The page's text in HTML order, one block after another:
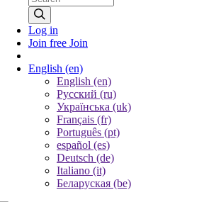
Log in
Join free Join
English (en)
English (en)
Русский (ru)
Українська (uk)
Français (fr)
Português (pt)
español (es)
Deutsch (de)
Italiano (it)
Беларуская (be)